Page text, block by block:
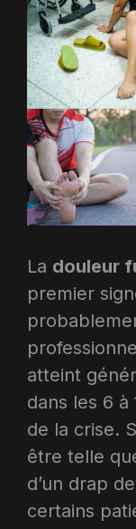
La douleur
premier
atteint
dans les 6
de la crise.
être telle
d’un drap
certains